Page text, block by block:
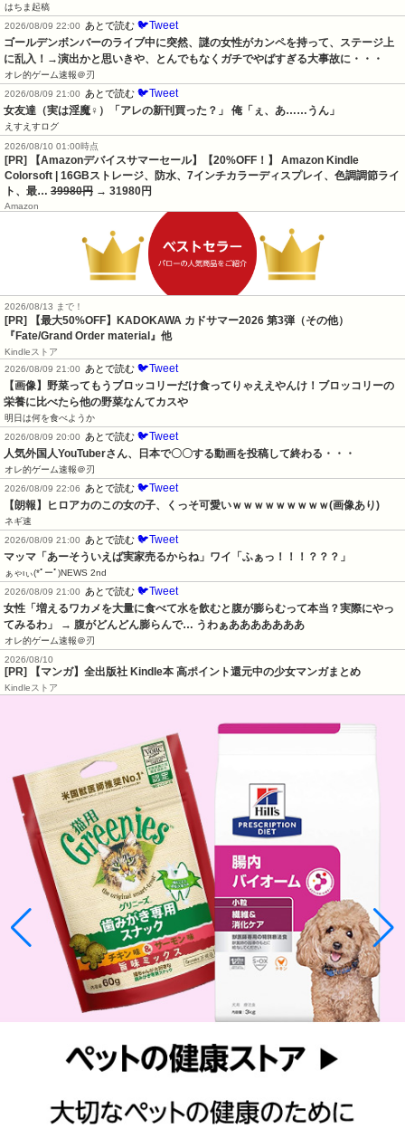
はちま起稿
2026/08/09 22:00
あとで読む 🐦Tweet
ゴールデンボンバーのライブ中に突然、謎の女性がカンペを持って、ステージ上
に乱入！→演出かと思いきや、とんでもなくガチでやばすぎる大事故に・・・
オレ的ゲーム速報＠刃
2026/08/09 21:00
あとで読む 🐦Tweet
女友達（実は淫魔♀）「アレの新刊買った？」 俺「ぇ、あ……うん」
えすえすログ
2026/08/10 01:00時点
[PR] 【Amazonデバイスサマーセール】【20%OFF！】 Amazon Kindle
Colorsoft | 16GBストレージ、防水、7インチカラーディスプレイ、色調調節ライ
ト、最… 39980円 → 31980円
Amazon
2026/08/13 まで！
[PR]
【最大50%OFF】KADOKAWA カドサマー2026 第3弾（その他）
『Fate/Grand Order material』他
Kindleストア
2026/08/09 21:00
あとで読む 🐦Tweet
【画像】野菜ってもうブロッコリーだけ食ってりゃええやんけ！ブロッコリーの
栄養に比べたら他の野菜なんてカスや
明日は何を食べようか
2026/08/09 20:00
あとで読む 🐦Tweet
人気外国人YouTuberさん、日本で〇〇する動画を投稿して終わる・・・
オレ的ゲーム速報＠刃
2026/08/09 22:06
あとで読む 🐦Tweet
【朗報】ヒロアカのこの女の子、くっそ可愛いｗｗｗｗｗｗｗｗｗ(画像あり)
ネギ速
2026/08/09 21:00
あとで読む 🐦Tweet
マッマ「あーそういえば実家売るからね」ワイ「ふぁっ！！！？？？」
ぁゃιぃ(*ﾟーﾟ)NEWS 2nd
2026/08/09 21:00
あとで読む 🐦Tweet
女性「増えるワカメを大量に食べて水を飲むと腹が膨らむって本当？実際にやっ
てみるわ」 → 腹がどんどん膨らんで… うわぁあああああああ
オレ的ゲーム速報＠刃
2026/08/10
[PR] 【マンガ】全出版社 Kindle本 高ポイント還元中の少女マンガまとめ
Kindleストア